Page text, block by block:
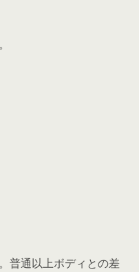
普通以上ボディとの差